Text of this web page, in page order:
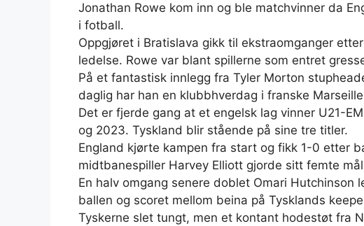
Jonathan Rowe kom inn og ble matchvinner da
i fotball.
Oppgjøret i Bratislava gikk til ekstraomganger
ledelse. Rowe var blant spillerne som entret
På et fantastisk innlegg fra Tyler Morton
daglig har han en klubbhverdag i franske
Det er fjerde gang at et engelsk lag vinner U21-
og 2023. Tyskland blir stående på sine tre titler.
England kjørte kampen fra start og fikk 1-0 etter
midtbanespiller Harvey Elliott gjorde sitt femte
En halv omgang senere doblet Omari Hutchinson
ballen og scoret mellom beina på Tysklands
Tyskerne slet tungt, men et kontant hodestøt fra